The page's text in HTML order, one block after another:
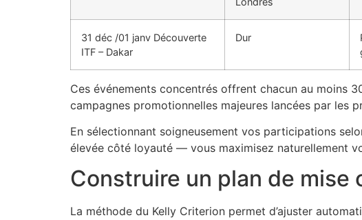
31 déc /01 janv Découverte
ITF – Dakar
Dur
Ces événements concentrés offrent chacun au moins
campagnes promotionnelles majeures lancées par les
En sélectionnant soigneusement vos participations
élevée côté loyauté — vous maximisez naturellement
Construire un plan de mise
La méthode du Kelly Criterion permet d’ajuster